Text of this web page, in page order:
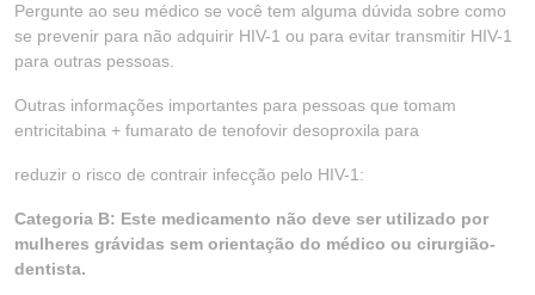
Pergunte ao seu médico se você tem alguma dúvida sobre como
se prevenir para não adquirir HIV-1 ou para evitar transmitir HIV-1
para outras pessoas.
Outras informações importantes para pessoas que tomam
entricitabina + fumarato de tenofovir desoproxila para
reduzir o risco de contrair infecção pelo HIV-1:
Categoria B: Este medicamento não deve ser utilizado por
mulheres grávidas sem orientação do médico ou cirurgião-
dentista.